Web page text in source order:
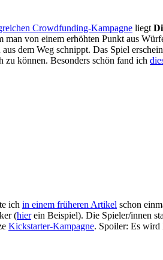
Crowdfunding-Kampagne liegt
von einem erhöhten Punkt aus
dem Weg schnippt. Das Spiel
zu können. Besonders schön fand ich
ich in einem früheren Artikel schon
(hierein Beispiel). Die Spieler/innen
Kickstarter-Kampagne. Spoiler: Es wird